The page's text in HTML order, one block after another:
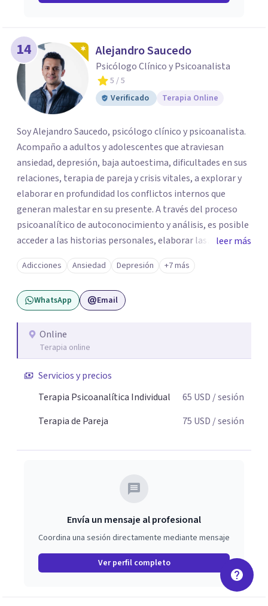
14 Alejandro Saucedo
Psicólogo Clínico y Psicoanalista
5 / 5
Verificado
Terapia Online
Soy Alejandro Saucedo, psicólogo clínico y psicoanalista.
Acompaño a adultos y adolescentes que atraviesan
ansiedad, depresión, baja autoestima, dificultades en sus
relaciones, terapia de pareja y crisis vitales, a explorar y
elaborar en profundidad los conflictos internos que
generan malestar en su presente. A través del proceso
psicoanalítico de autoconocimiento y análisis, es posible
acceder a las historias personales, elaborar las
experiencias del pasado y resignificarlas, liberando su
influencia para construir un futuro con mayor libertad y
autenticidad. La terapia psicoanalítica crea un espacio de
verbalización libre y sin filtros. A través de esta
exploran las vivencias que aún condicionan el presente, se
les otorga un nuevo sentido y se transforma su impacto
claridad sobre sí mismos, reducen significativamente su
sufrimiento y alcanzan cambios profundos y duraderos en
leer más
Adicciones Ansiedad Depresión +7 más
WhatsApp Email
Online
Terapia online
Servicios y precios
Terapia Psicoanalítica Individual
65 USD / sesión
Terapia de Pareja
75 USD / sesión
Envía un mensaje al profesional
Coordina una sesión directamente mediante mensaje
Ver perfil completo